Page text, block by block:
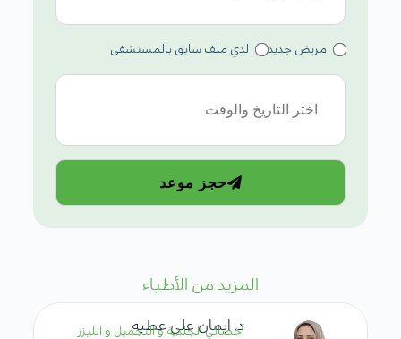
مريض جديد لدي ملف سابق بالمستشفى
حجز موعد
المزيد من الأطباء
د. ايمان علي عطيه
أخصائي الجلدية و التجميل و الليزر